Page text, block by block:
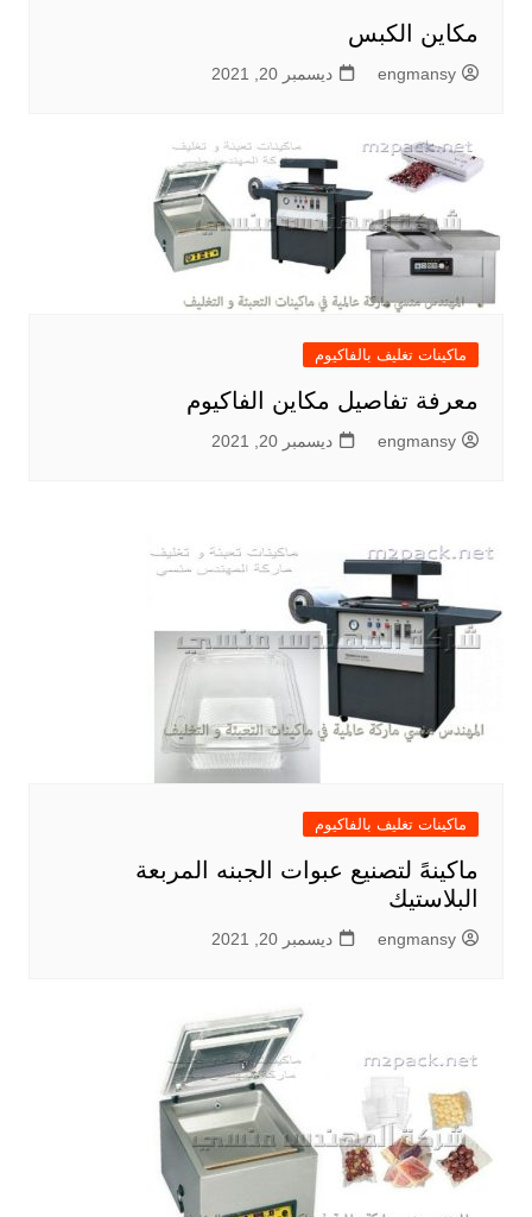
مكاين الكبس
engmansy ديسمبر 20, 2021
ماكينات تغليف بالفاكيوم
معرفة تفاصيل مكاين الفاكيوم
engmansy ديسمبر 20, 2021
ماكينات تغليف بالفاكيوم
ماكينهً لتصنيع عبوات الجبنه المربعة
البلاستيك
engmansy ديسمبر 20, 2021